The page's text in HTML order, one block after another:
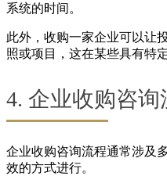
系统的时间。
此外，收购一家企业可以让
照或项目，这在某些具有特
4. 企业收购咨询
企业收购咨询流程通常涉及
效的方式进行。